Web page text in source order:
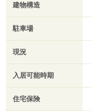
建物構造
駐車場
現況
入居可能時期
住宅保険